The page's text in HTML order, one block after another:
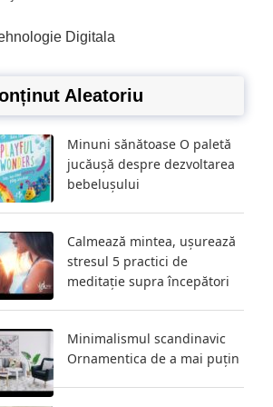
Digitala
Aleatoriu
Minuni sănătoase O paletă
jucăușă despre dezvoltarea
bebelușului
Calmează mintea, ușurează
stresul 5 practici de
meditație supra începători
Minimalismul scandinavic
Ornamentica de a mai puțin